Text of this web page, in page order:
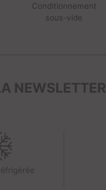
Conditionnement
sous-vide
NEWSLETTER